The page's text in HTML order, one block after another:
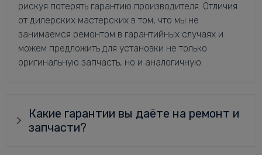
рискуя потерять гарантию производителя. Отличия
от дилерских мастерских в том, что мы не
занимаемся ремонтом в гарантийных случаях и
можем предложить для установки не только
оригинальную запчасть, но и аналогичную.
Какие гарантии вы даёте на ремонт и
запчасти?